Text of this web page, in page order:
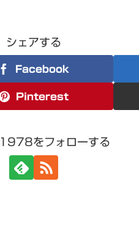
シェアする
Facebook
Pinterest
をフォローする